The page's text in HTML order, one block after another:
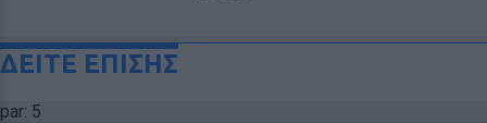
ΔΕΙΤΕ ΕΠΙΣΗΣ
par: 5